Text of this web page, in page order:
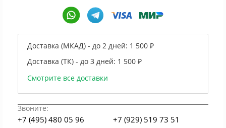
Доставка (МКАД) - до 2 дней: 1 500 ₽
Доставка (ТК) - до 3 дней: 1 500 ₽
Смотрите все доставки
Звоните:
+7 (495) 480 05 96 +7 (929) 519 73 51